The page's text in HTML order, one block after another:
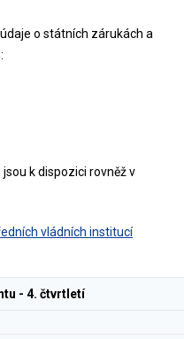
o státních zárukách a
k dispozici rovněž v
vládních institucí
- 4. čtvrtletí